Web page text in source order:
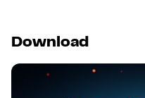
Download